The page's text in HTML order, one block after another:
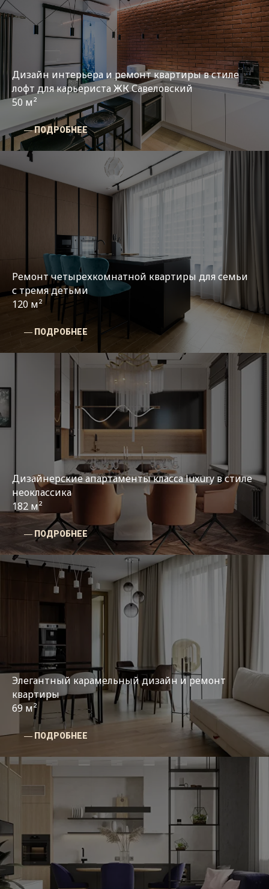
Дизайн интерьера и ремонт квартиры в стиле
лофт для карьериста ЖК Савеловский
50 м²
― ПОДРОБНЕЕ
Ремонт четырехкомнатной квартиры для семьи
с тремя детьми
120 м²
― ПОДРОБНЕЕ
Дизайнерские апартаменты класса luxury в стиле
неоклассика
182 м²
― ПОДРОБНЕЕ
Элегантный карамельный дизайн и ремонт
квартиры
69 м²
― ПОДРОБНЕЕ